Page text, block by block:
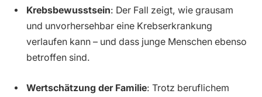
Krebsbewusstsein: Der Fall zeigt, wie grausam
und unvorhersehbar eine Krebserkrankung
verlaufen kann – und dass junge Menschen ebenso
betroffen sind.
Wertschätzung der Familie: Trotz beruflichem